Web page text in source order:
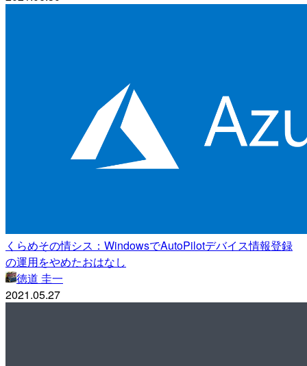
くらめその情シス：WindowsでAutoPilotデバイス情報登録
の運用をやめたおはなし
徳道 圭一
2021.05.27